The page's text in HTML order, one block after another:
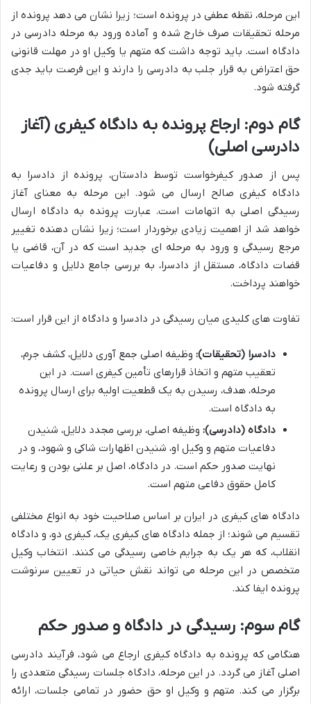
این مرحله، نقطه عطفی در پرونده است؛ زیرا نشان می دهد پرونده از
مرحله تحقیقات صرف خارج شده و آماده ورود به مرحله دادرسی در
دادگاه است. باید توجه داشت که متهم یا وکیل او در مهلت قانونی
حق اعتراض به قرار جلب به دادرسی را دارند و این فرصت باید جدی
گرفته شود.
گام دوم: ارجاع پرونده به دادگاه کیفری (آغاز
دادرسی اصلی)
پس از صدور کیفرخواست توسط دادستان، پرونده از دادسرا به
دادگاه کیفری صالح ارسال می شود. این مرحله به معنای آغاز
رسیدگی اصلی به اتهامات است. عبارت پرونده به دادگاه ارسال
خواهد شد از اهمیت زیادی برخوردار است؛ زیرا نشان دهنده تغییر
مرجع رسیدگی و ورود به مرحله ای جدید است که در آن، قاضی یا
قضات دادگاه، مستقل از دادسرا، به بررسی جامع دلایل و دفاعیات
خواهند پرداخت.
تفاوت های کلیدی میان رسیدگی در دادسرا و دادگاه از این قرار است:
دادسرا (تحقیقات): وظیفه اصلی جمع آوری دلایل، کشف جرم،
تعقیب متهم و اتخاذ قرارهای تأمین کیفری است. در این
مرحله، هدف، رسیدن به یک قطعیت اولیه برای ارسال پرونده
به دادگاه است.
دادگاه (دادرسی): وظیفه اصلی، بررسی مجدد دلایل، شنیدن
دفاعیات متهم و وکیل او، شنیدن اظهارات شاکی و شهود، و در
نهایت صدور حکم است. در دادگاه، اصل بر علنی بودن و رعایت
کامل حقوق دفاعی متهم است.
دادگاه های کیفری در ایران بر اساس صلاحیت خود به انواع مختلفی
تقسیم می شوند؛ از جمله دادگاه های کیفری یک، کیفری دو، و دادگاه
انقلاب، که هر یک به جرایم خاصی رسیدگی می کنند. انتخاب وکیل
متخصص در این مرحله می تواند نقش حیاتی در تعیین سرنوشت
پرونده ایفا کند.
گام سوم: رسیدگی در دادگاه و صدور حکم
هنگامی که پرونده به دادگاه کیفری ارجاع می شود، فرآیند دادرسی
اصلی آغاز می گردد. در این مرحله، دادگاه جلسات رسیدگی متعددی را
برگزار می کند. متهم و وکیل او حق حضور در تمامی جلسات، ارائه